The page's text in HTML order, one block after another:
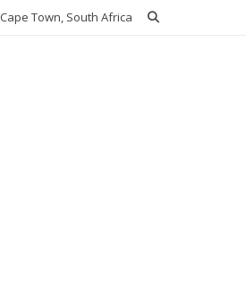
Cape Town, South Africa